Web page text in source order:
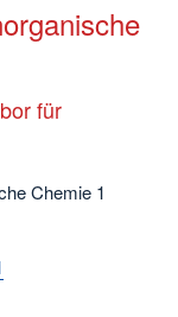
für
Chemie 1